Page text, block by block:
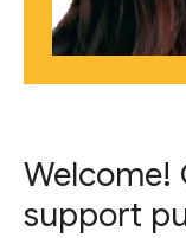
Welcome!
support